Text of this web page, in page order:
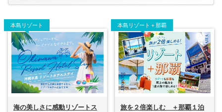
本島リゾート
海の美しさに感動リゾートス
本島リゾート＋那覇
旅を２倍楽しむ ＋那覇１泊